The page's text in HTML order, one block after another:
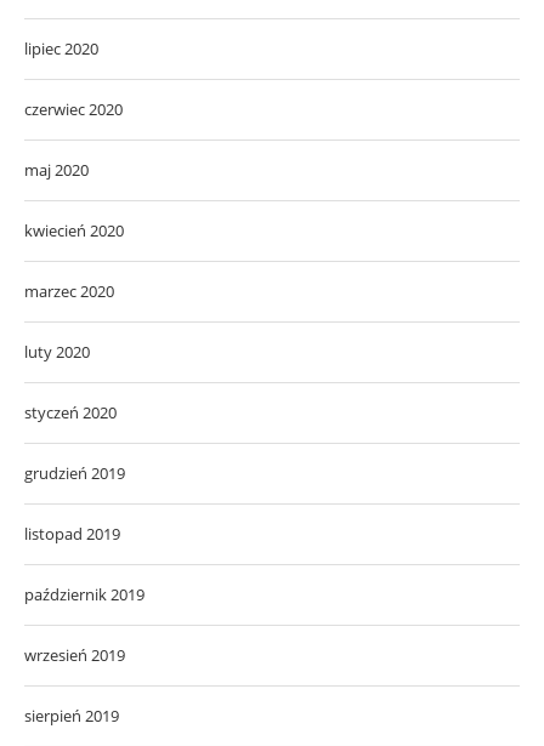
lipiec 2020
czerwiec 2020
maj 2020
kwiecień 2020
marzec 2020
luty 2020
styczeń 2020
grudzień 2019
listopad 2019
październik 2019
wrzesień 2019
sierpień 2019